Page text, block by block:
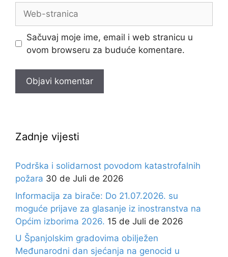
stranica
Sačuvaj moje ime, email i web stranicu u
ovom browseru za buduće komentare.
Zadnje vijesti
Podrška i solidarnost povodom katastrofalnih
požara 30 de Juli de 2026
Informacija za birače: Do 21.07.2026. su
moguće prijave za glasanje iz inostranstva na
Općim izborima 2026. 15 de Juli de 2026
U Španjolskim gradovima obilježen
Međunarodni dan sjećanja na genocid u